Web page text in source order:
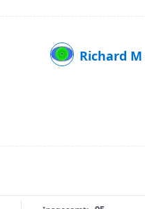
Richard M